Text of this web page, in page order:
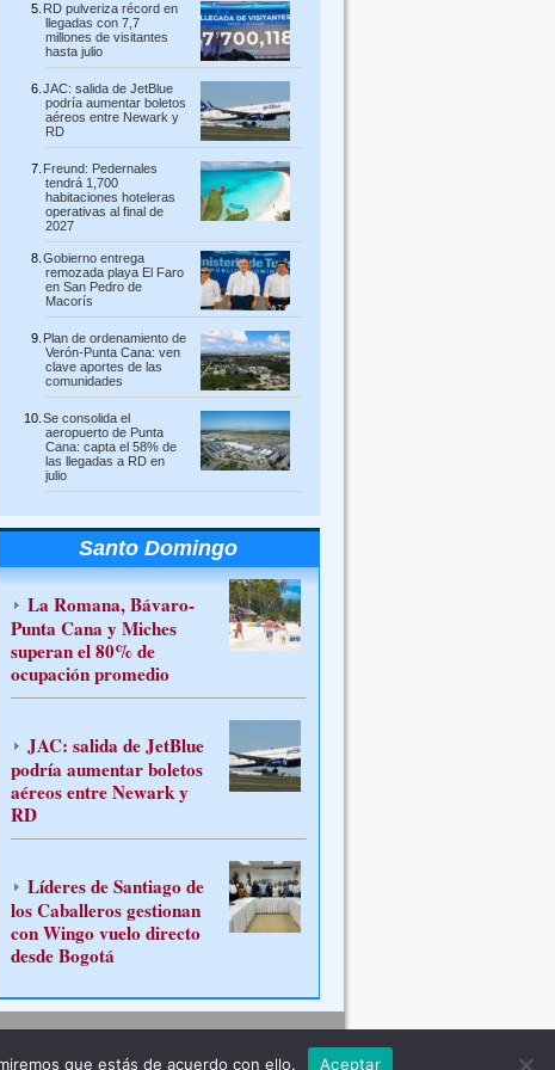
RD pulveriza récord en
llegadas con 7,7
millones de visitantes
hasta julio
JAC: salida de JetBlue
podría aumentar boletos
aéreos entre Newark y
RD
Freund: Pedernales
tendrá 1,700
habitaciones hoteleras
operativas al final de
2027
Gobierno entrega
remozada playa El Faro
en San Pedro de
Macorís
Plan de ordenamiento de
Verón-Punta Cana: ven
clave aportes de las
comunidades
Se consolida el
aeropuerto de Punta
Cana: capta el 58% de
las llegadas a RD en
julio
Santo Domingo
La Romana, Bávaro-
Punta Cana y Miches
superan el 80% de
ocupación promedio
JAC: salida de JetBlue
podría aumentar boletos
aéreos entre Newark y
RD
Líderes de Santiago de
los Caballeros gestionan
con Wingo vuelo directo
desde Bogotá
que estás de acuerdo con ello. Aceptar